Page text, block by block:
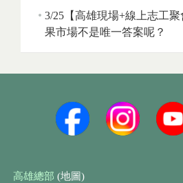
3/25【高雄現場+線上志工
果市場不是唯一答案呢？
高雄總部 (地圖)